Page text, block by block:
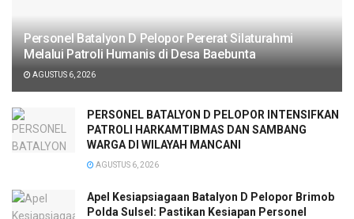
Personel Batalyon D Pelopor Pererat Silaturahmi
Melalui Patroli Humanis di Desa Baebunta
AGUSTUS 6, 2026
PERSONEL BATALYON D PELOPOR INTENSIFKAN
PATROLI HARKAMTIBMAS DAN SAMBANG
WARGA DI WILAYAH MANCANI
AGUSTUS 6, 2026
Apel Kesiapsiagaan Batalyon D Pelopor Brimob
Polda Sulsel: Pastikan Kesiapan Personel